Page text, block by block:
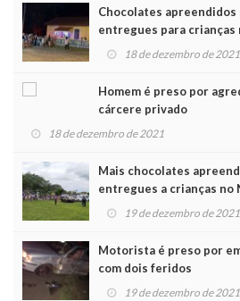
Chocolates apreendidos
entregues para crianças
Noel 18 de dezembro de 2021
Homem é preso por
cárcere privado
18 de dezembro de 2021
Mais chocolates
entregues a crianças no
19 de dezembro de 2021
Motorista é preso por
com dois feridos
19 de dezembro de 2021